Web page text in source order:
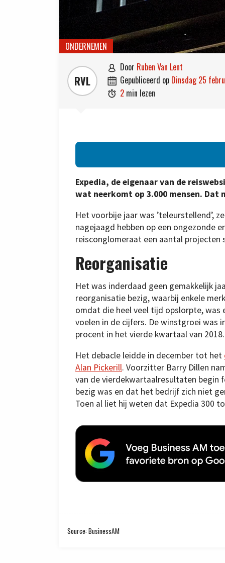
ONDERNEMEN
RVL
 door Ruben Van Lent
 gepubliceerd op dinsdag 25
 2 min lezen
Expedia, de eigenaar van de
wat neerkomt op 3.000 mensen.
Het voorbije jaar was ’teleurstellend’,
nagejaagd hebben op een ongezonde
reisconglomeraat een aantal
Reorganisatie
Het was inderdaad geen gemakkelijk
reorganisatie bezig, waarbij enkele
omdat die heel veel tijd opslorpte,
voelen in de cijfers. De winstgroei was
procent in het vierde kwartaal van 2018.
Het debacle leidde in december tot het
Alan Pickerill. Voorzitter Barry Dillen
van de vierdekwartaalresultaten begin
bezig was en dat het bedrijf zich niet
Toen al liet hij weten dat Expedia 300
Source: BusinessAM